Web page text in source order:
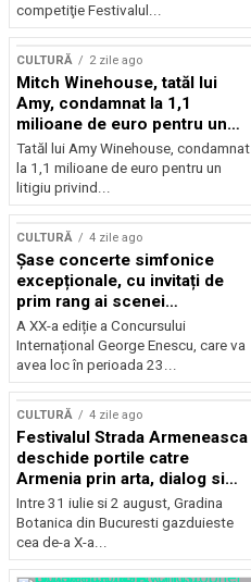
competiţie Festivalul...
CULTURĂ 2 zile ago
Mitch Winehouse, tatăl lui
Amy, condamnat la 1,1
milioane de euro pentru un
litigiu pierdut
Tatăl lui Amy Winehouse, condamnat
la 1,1 milioane de euro pentru un
litigiu privind...
CULTURĂ 4 zile ago
Șase concerte simfonice
excepționale, cu invitați de
prim rang ai scenei
internaționale și ansambluri
orchestrale românești de
prestigiu, în programul
Concursului Enescu 2026
A XX-a ediție a Concursului
Internațional George Enescu, care va
avea loc în perioada 23...
CULTURĂ 4 zile ago
Festivalul Strada Armeneasca
deschide portile catre
Armenia prin arta, dialog si
patrimoniu, intre 31 iulie si 2
august, la Gradina Botanica din
Bucuresti
Intre 31 iulie si 2 august, Gradina
Botanica din Bucuresti gazduieste
cea de-a X-a...